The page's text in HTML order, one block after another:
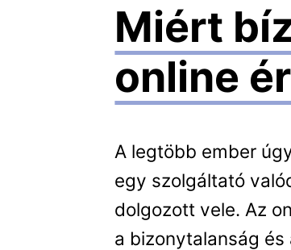
Miért
online
A legtöbb ember
egy szolgáltató
dolgozott vele. Az
a bizonytalanság